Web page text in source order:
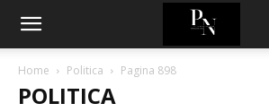
Home Politica Pagina 898
POLITICA